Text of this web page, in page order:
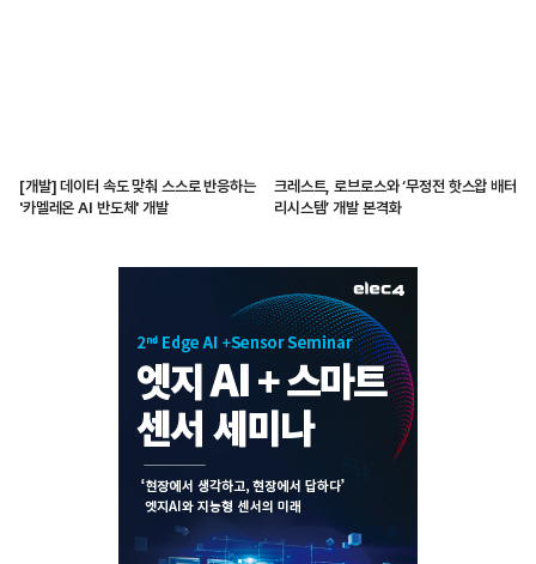
[개발] 데이터 속도 맞춰 스스로 반응하는
'카멜레온 AI 반도체' 개발
크레스트, 로브로스와 ‘무정전 핫스왑 배터
리시스템’ 개발 본격화